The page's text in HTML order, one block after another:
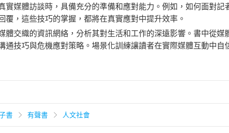
實媒體訪談時，具備充分的準備和應對能力。例如，如何面對記
，這些技巧的掌握，都將在真實應對中提升效率。
交織的資訊網絡，分析其對生活和工作的深遠影響。書中從媒
通技巧與危機應對策略。場景化訓練讓讀者在實際媒體互動中自
書 有聲書 人文社會